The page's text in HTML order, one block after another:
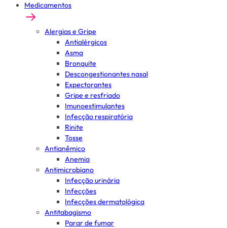
Medicamentos
Alergias e Gripe
Antialérgicos
Asma
Bronquite
Descongestionantes nasal
Expectorantes
Gripe e resfriado
Imunoestimulantes
Infecção respiratória
Rinite
Tosse
Antianêmico
Anemia
Antimicrobiano
Infecção urinária
Infecções
Infecções dermatológica
Antitabagismo
Parar de fumar